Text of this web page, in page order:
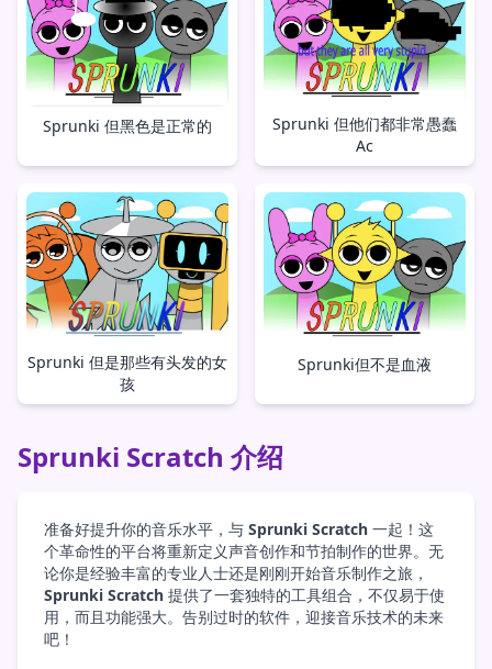
Sprunki 但黑色是正常的
Sprunki 但他们都非常愚蠢
Ac
Sprunki 但是那些有头发的女
孩
Sprunki但不是血液
Sprunki Scratch 介绍
准备好提升你的音乐水平，与 Sprunki Scratch 一起！这
个革命性的平台将重新定义声音创作和节拍制作的世界。无
论你是经验丰富的专业人士还是刚刚开始音乐制作之旅，
Sprunki Scratch 提供了一套独特的工具组合，不仅易于使
用，而且功能强大。告别过时的软件，迎接音乐技术的未来
吧！